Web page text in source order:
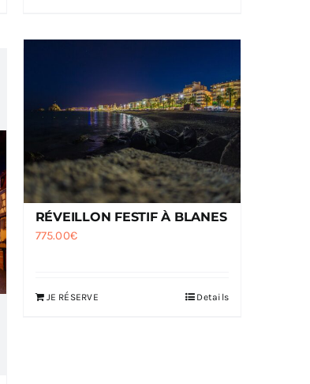
RÉVEILLON FESTIF À BLANES
775.00€
JE RÉSERVE Details